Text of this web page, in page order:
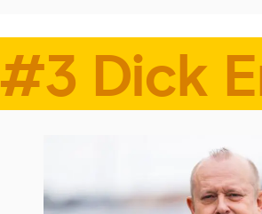
#3 Dick